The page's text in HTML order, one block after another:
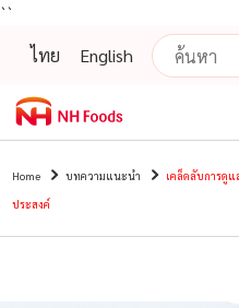
``
ไทย
English
Home บทความแนะนํา
เคล็ดลับการดู
ประสงค์